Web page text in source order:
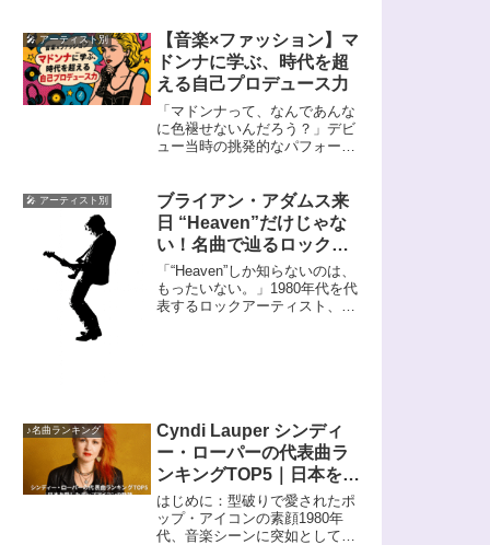
🎤 アーティスト別
【音楽×ファッション】マ
ドンナに学ぶ、時代を超
える自己プロデュース力
「マドンナって、なんであんな
に色褪せないんだろう？」デビ
ュー当時の挑発的なパフォーマ
た今もなお、彼女は世界中の
人々を惹きつけ続けています。
彼女が単なる「80年代のポップ
スター」に終わ...
🎤 アーティスト別
ブライアン・アダムス来
日 “Heaven”だけじゃな
い！名曲で辿るロックの
歴史
「“Heaven”しか知らないのは、
もったいない。」1980年代を代
表するロックアーティスト、ブ
♪名曲ランキング
Cyndi Lauper シンディ
ー・ローパーの代表曲ラ
ンキングTOP5｜日本を愛
したポップアイコンの軌
跡
はじめに：型破りで愛されたポ
ップ・アイコンの素顔1980年
代、音楽シーンに突如として現